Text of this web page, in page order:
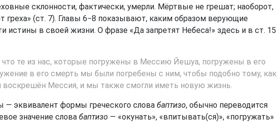
склонности, фактически, умерли. Мёртвые не грешат; наоборот,
греха» (ст. 7). Главы 6−8 показывают, каким образом верующие
истины в своей жизни. О фразе «Да запретят Небеса!» здесь и в ст. 15
что те из нас, которые погружены в Мессию Йешуа, погружены в его
в его смерть мы были погребены с ним, чтобы подобно тому, как
воскрешён Мессия, и мы также смогли иметь новую жизнь.
— эквивалент формы греческого слова баптизо, обычно переводится
значение слова баптизо — «окунать», «впитывать(ся)», «погружать»